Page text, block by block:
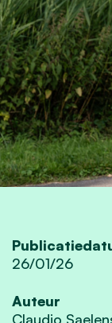
26/01/26
Auteur
Claudio